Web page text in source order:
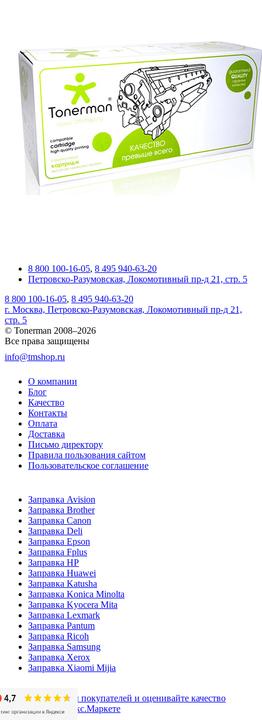
8 800 100-16-05, 8 495 940-63-20
Петровско-Разумовская, Локомотивный пр-д 21, стр. 5
8 800 100-16-05, 8 495 940-63-20
г. Москва, Петровско-Разумовская, Локомотивный пр-д 21,
стр. 5
© Tonerman 2008–2026
Все права защищены
info@tmshop.ru
О компании
Блог
Качество
Контакты
Оплата
Доставка
Письмо директору
Правила пользования сайтом
Пользовательское соглашение
Заправка Avision
Заправка Brother
Заправка Canon
Заправка Deli
Заправка Epson
Заправка Fplus
Заправка HP
Заправка Huawei
Заправка Katusha
Заправка Konica Minolta
Заправка Kyocera Mita
Заправка Lexmark
Заправка Pantum
Заправка Ricoh
Заправка Samsung
Заправка Xerox
Заправка Xiaomi Mijia